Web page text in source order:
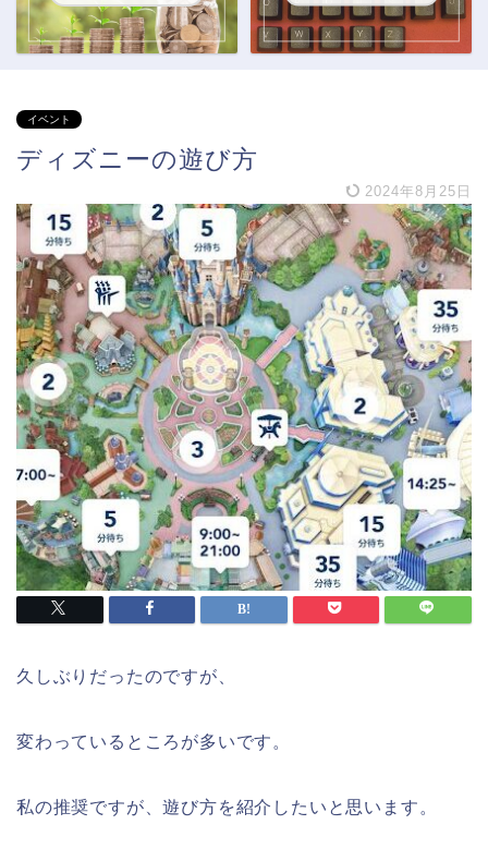
イベント
ディズニーの遊び方
2024年8月25日
久しぶりだったのですが、
変わっているところが多いです。
私の推奨ですが、遊び方を紹介したいと思います。